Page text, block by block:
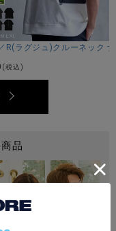
/3色
R(ラグジュ)クルーネック
(税込)
品